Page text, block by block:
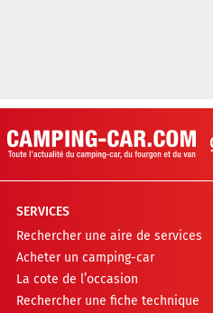
SERVICES
Rechercher une aire de services
Acheter un camping-car
La cote de l’occasion
Rechercher une fiche technique